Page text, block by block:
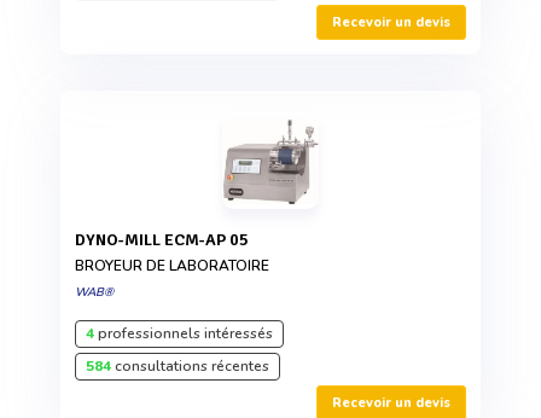
Recevoir un devis
DYNO-MILL ECM-AP 05
BROYEUR DE LABORATOIRE
WAB®
4professionnels intéressés
584consultations récentes
Recevoir un devis